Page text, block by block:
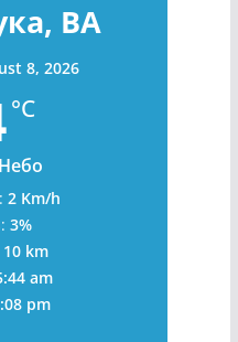
BA
8, 2026
°C
2 Km/h
3%
10 km
am
pm